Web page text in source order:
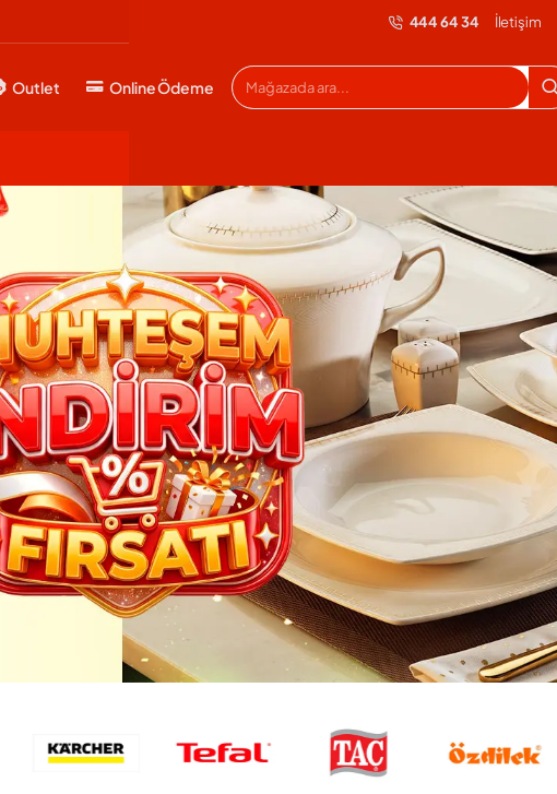
444 64 34 İletişim
Outlet Online Ödeme
Mağazada
ara...